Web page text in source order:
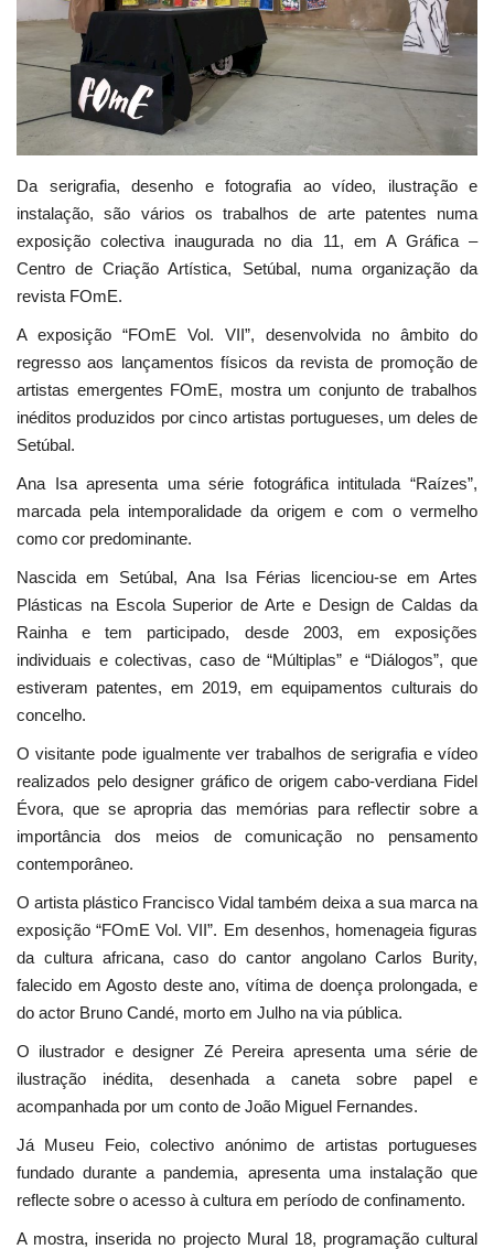
Estatuto Editorial
Ficha técnica
Cultura
Lazer
Da serigrafia, desenho e fotografia ao vídeo, ilustração e
instalação, são vários os trabalhos de arte patentes numa
exposição colectiva inaugurada no dia 11, em A Gráfica –
Centro de Criação Artística, Setúbal, numa organização da
revista FOmE.
A exposição “FOmE Vol. VII”, desenvolvida no âmbito do
regresso aos lançamentos físicos da revista de promoção de
artistas emergentes FOmE, mostra um conjunto de trabalhos
inéditos produzidos por cinco artistas portugueses, um deles de
Setúbal.
Ana Isa apresenta uma série fotográfica intitulada “Raízes”,
marcada pela intemporalidade da origem e com o vermelho
como cor predominante.
Nascida em Setúbal, Ana Isa Férias licenciou-se em Artes
Plásticas na Escola Superior de Arte e Design de Caldas da
Rainha e tem participado, desde 2003, em exposições
individuais e colectivas, caso de “Múltiplas” e “Diálogos”, que
estiveram patentes, em 2019, em equipamentos culturais do
concelho.
O visitante pode igualmente ver trabalhos de serigrafia e vídeo
realizados pelo designer gráfico de origem cabo-verdiana Fidel
Évora, que se apropria das memórias para reflectir sobre a
importância dos meios de comunicação no pensamento
contemporâneo.
O artista plástico Francisco Vidal também deixa a sua marca na
exposição “FOmE Vol. VII”. Em desenhos, homenageia figuras
da cultura africana, caso do cantor angolano Carlos Burity,
falecido em Agosto deste ano, vítima de doença prolongada, e
do actor Bruno Candé, morto em Julho na via pública.
O ilustrador e designer Zé Pereira apresenta uma série de
ilustração inédita, desenhada a caneta sobre papel e
acompanhada por um conto de João Miguel Fernandes.
Já Museu Feio, colectivo anónimo de artistas portugueses
fundado durante a pandemia, apresenta uma instalação que
reflecte sobre o acesso à cultura em período de confinamento.
A mostra, inserida no projecto Mural 18, programação cultural